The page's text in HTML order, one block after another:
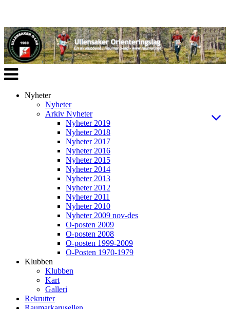
Veksle
navigasjon
Nyheter
Nyheter
Arkiv Nyheter
Nyheter 2019
Nyheter 2018
Nyheter 2017
Nyheter 2016
Nyheter 2015
Nyheter 2014
Nyheter 2013
Nyheter 2012
Nyheter 2011
Nyheter 2010
Nyheter 2009 nov-des
O-posten 2009
O-posten 2008
O-posten 1999-2009
O-Posten 1970-1979
Klubben
Klubben
Kart
Galleri
Rekrutter